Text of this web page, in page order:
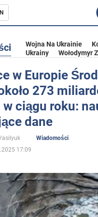
Ukrainie
Wojna Na Ukrainie
Ukrainy
Wołodymyr
w Europie
273
w ciągu roku:
dane
Wiadomości
17:09